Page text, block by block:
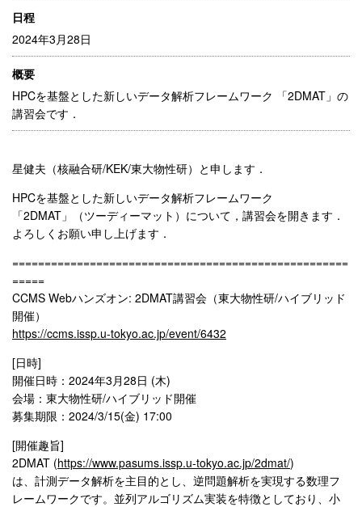
日程
2024年3月28日
概要
HPCを基盤とした新しいデータ解析フレームワーク 「2DMAT」の
講習会です．
星健夫（核融合研/KEK/東大物性研）と申します．
HPCを基盤とした新しいデータ解析フレームワーク
「2DMAT」（ツーディーマット）について，講習会を開きます．
よろしくお願い申し上げます．
====================================================
=====
CCMS Webハンズオン: 2DMAT講習会（東大物性研/ハイブリッド
開催）
https://ccms.issp.u-tokyo.ac.jp/event/6432
[日時]
開催日時：2024年3月28日 (木)
会場：東大物性研/ハイブリッド開催
募集期限：2024/3/15(金) 17:00
[開催趣旨]
2DMAT (https://www.pasums.issp.u-tokyo.ac.jp/2dmat/)
は、計測データ解析を主目的とし、逆問題解析を実現する数理フ
レームワークです。並列アルゴリズム実装を特徴としており、小